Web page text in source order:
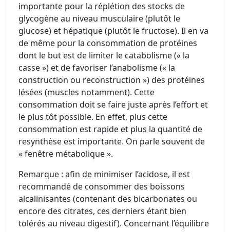
importante pour la réplétion des stocks de
glycogène au niveau musculaire (plutôt le
glucose) et hépatique (plutôt le fructose). Il en va
de même pour la consommation de protéines
dont le but est de limiter le catabolisme (« la
casse ») et de favoriser l’anabolisme (« la
construction ou reconstruction ») des protéines
lésées (muscles notamment). Cette
consommation doit se faire juste après l’effort et
le plus tôt possible. En effet, plus cette
consommation est rapide et plus la quantité de
resynthèse est importante. On parle souvent de
« fenêtre métabolique ».
Remarque : afin de minimiser l’acidose, il est
recommandé de consommer des boissons
alcalinisantes (contenant des bicarbonates ou
encore des citrates, ces derniers étant bien
tolérés au niveau digestif). Concernant l’équilibre